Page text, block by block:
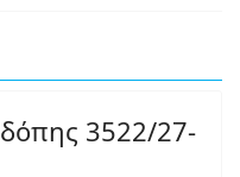
3522/27-